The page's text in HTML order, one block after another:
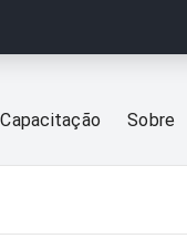
Capacitação Sobre